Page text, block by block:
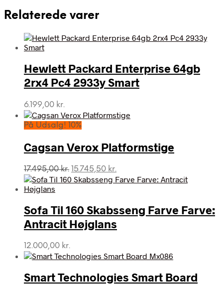
Relaterede varer
Hewlett Packard Enterprise 64gb
2rx4 Pc4 2933y Smart
6.199,00 kr.
På Udsalg! 10%
Cagsan Verox Platformstige
17.495,00kr. Den
oprindelige
17.495,00 kr..
15.745,50 kr.
aktuelle
15.745,50 kr..
Sofa Til 160 Skabsseng Farve Farve:
Antracit Højglans
12.000,00 kr.
Smart Technologies Smart Board